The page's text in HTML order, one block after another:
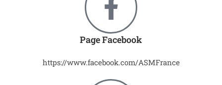
Page Facebook
https://www.facebook.com/ASMFrance